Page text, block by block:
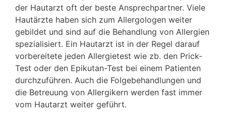
der Hautarzt oft der beste Ansprechpartner. Viele
Hautärzte haben sich zum Allergologen weiter
gebildet und sind auf die Behandlung von Allergien
spezialisiert. Ein Hautarzt ist in der Regel darauf
vorbereitete jeden Allergietest wie zb. den Prick-
Test oder den Epikutan-Test bei einem Patienten
durchzuführen. Auch die Folgebehandlungen und
die Betreuung von Allergikern werden fast immer
vom Hautarzt weiter geführt.